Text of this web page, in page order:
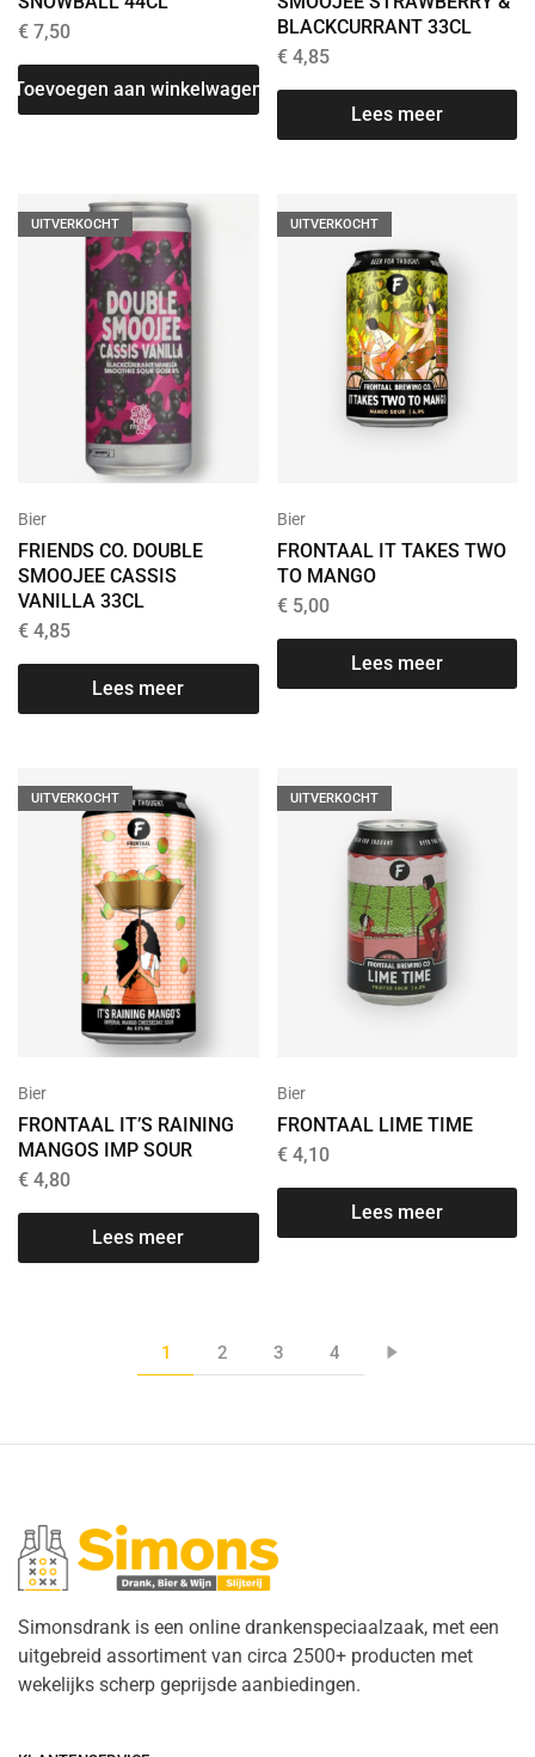
€ 7,50
Toevoegen aan winkelwagen
BLACKCURRANT 33CL
€4,85
Lees meer
UITVERKOCHT
Bier
FRIENDS CO. DOUBLE
SMOOJEE CASSIS
VANILLA 33CL
€ 4,85
Lees meer
UITVERKOCHT
Bier
FRONTAAL IT TAKES TWO
TO MANGO
€5,00
Lees meer
UITVERKOCHT
Bier
FRONTAAL IT’S RAINING
MANGOS IMP SOUR
€ 4,80
Lees meer
UITVERKOCHT
Bier
FRONTAAL LIME TIME
€4,10
Lees meer
1 2 3 4
Simonsdrank is een online drankenspeciaalzaak, met een
uitgebreid assortiment van circa 2500+ producten met
wekelijks scherp geprijsde aanbiedingen.